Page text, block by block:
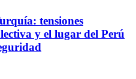
tensiones
y el lugar del Perú